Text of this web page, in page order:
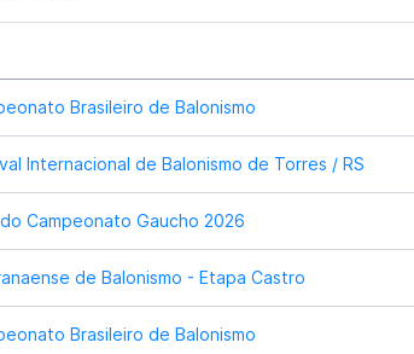
Brasileiro de Balonismo
Internacional de Balonismo de Torres / RS
Campeonato Gaucho 2026
de Balonismo - Etapa Castro
Brasileiro de Balonismo